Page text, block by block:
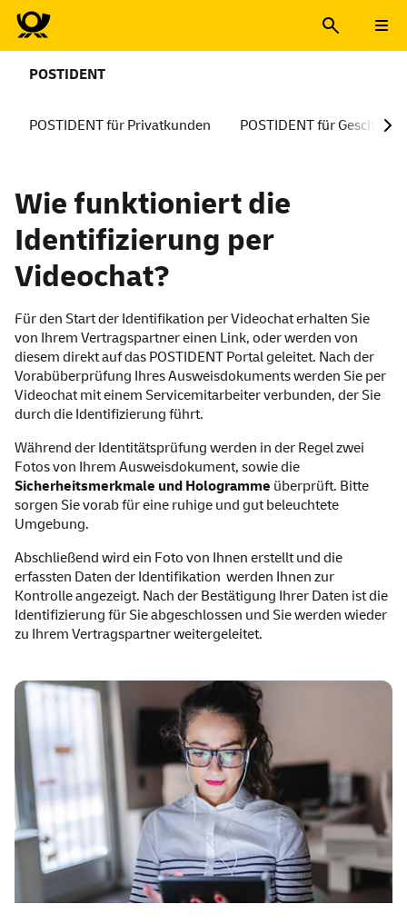
POSTIDENT
POSTIDENT für Privatkunden POSTIDENT für
POSTIDENT durch
Wie funktioniert die
Identifizierung per
Videochat?
Für den Start der Identifikation per Videochaterhalten Sie
von Ihrem Vertragspartner einen Link, oder werden von
diesem direkt auf das POSTIDENT Portal geleitet. Nach der
Vorabüberprüfung Ihres Ausweisdokuments werden Sie per
Videochat mit einem Servicemitarbeiter verbunden, der Sie
durch die Identifizierung führt.
Während der Identitätsprüfung werden in der Regel zwei
Fotos von Ihrem Ausweisdokument, sowie die
Sicherheitsmerkmale und Hologramme überprüft. Bitte
sorgen Sie vorab für eine ruhige und gut beleuchtete
Umgebung.
Abschließend wird ein Foto von Ihnen erstellt und die
erfassten Daten der Identifikation werden Ihnen zur
Kontrolle angezeigt. Nach der Bestätigung Ihrer Daten ist die
Identifizierung für Sie abgeschlossen und Sie werden wieder
zu Ihrem Vertragspartner weitergeleitet.